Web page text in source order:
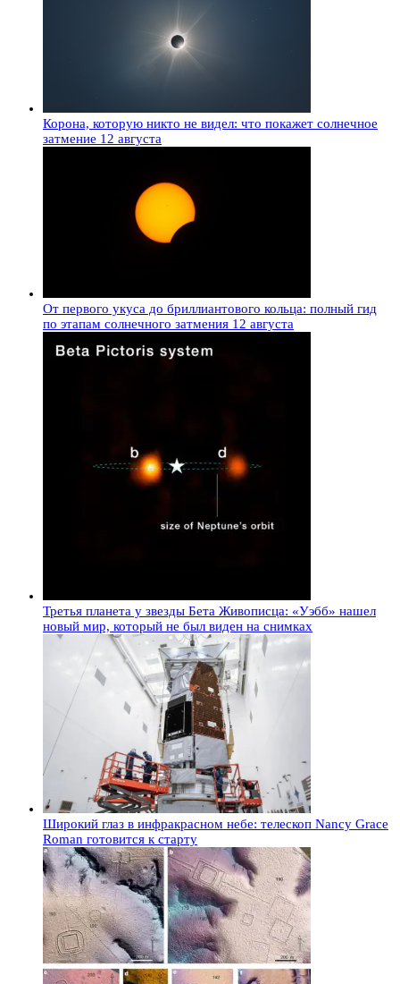
Корона, которую никто не видел: что покажет солнечное
затмение 12 августа
От первого укуса до бриллиантового кольца: полный гид
по этапам солнечного затмения 12 августа
Третья планета у звезды Бета Живописца: «Уэбб» нашел
новый мир, который не был виден на снимках
Широкий глаз в инфракрасном небе: телескоп Nancy Grace
Roman готовится к старту